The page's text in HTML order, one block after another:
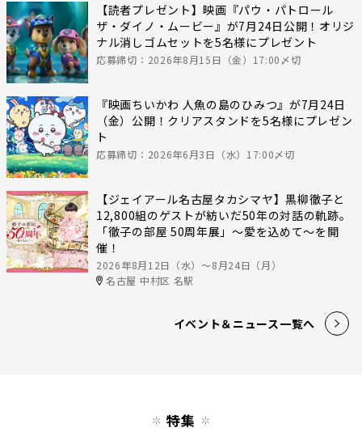
【読者プレゼント】映画『パウ・パトロール
ザ・ダイノ・ムービー』が7月24日公開！オリジ
ナル消しゴムセットを5名様にプレゼント
応募締切：2026年8月15日（金）17:00〆切
『映画ちいかわ 人魚の島のひみつ』が7月24日
（金）公開！クリアスタンドを5名様にプレゼン
ト
応募締切：2026年6月3日（水）17:00〆切
【ジェイアール名古屋タカシマヤ】黒柳徹子と
12,800組のゲストが紡いだ50年の対話の軌跡。
「徹子の部屋 50周年展」～愛を込めて～を開
催！
2026年8月12日（水）〜8月24日（月）
名古屋 中村区 名駅
イベント＆ニュース一覧へ
特集